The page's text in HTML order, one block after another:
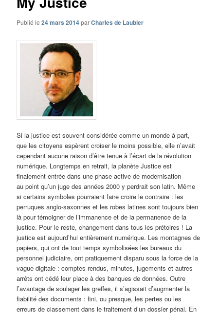
Publié le24 mars 2014parCharles de Laubier
Si la justice est souvent considérée comme un monde à part,
que les citoyens espèrent croiser le moins possible, elle n’avait
cependant aucune raison d’être tenue à l’écart de la révolution
numérique. Longtemps en retrait, la planète Justice est
finalement entrée dans une phase active de modernisation
au point qu’un juge des années 2000 y perdrait son latin. Même
si certains symboles pourraient faire croire le contraire : les
perruques anglo-saxonnes et les robes latines sont toujours bien
là pour témoigner de l’immanence et de la permanence de la
justice. Pour le reste, changement dans tous les prétoires ! La
justice est aujourd’hui entièrement numérique. Les montagnes de
papiers, qui ont de tout temps symbolisées les bureaux du
personnel judiciaire, ont pratiquement disparu sous la force de la
vague digitale : comptes rendus, minutes, jugements et autres
arrêts ont cédé leur place à des banques de données. Outre
l’avantage de soulager les greffes, il s’agissait d’augmenter la
fiabilité des documents : fini, ou presque, les pertes ou les
erreurs de classement dans le traitement d’un dossier pénal. En